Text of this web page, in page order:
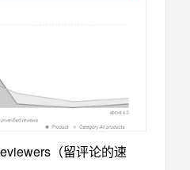
（留评论的速